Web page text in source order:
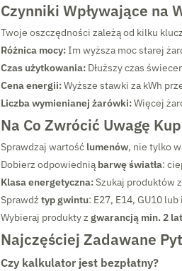
Czynniki Wpływające na
Twoje oszczędności zależą od kilku
Różnica mocy:Im wyższa moc starej
Czas użytkowania: Dłuższy czas
Cena energii:Wyższe stawki za kWh
Liczba wymienianej żarówki:Więcej
Na Co Zwrócić Uwagę
Sprawdzaj wartość lumenów, nie tylko
Dobierz odpowiednią barwę światła:
Klasa energetyczna:Szukaj produktów
Sprawdź typ gwintu: E27, E14, GU10
Wybieraj produkty z gwarancją min. 2 lat
Najczęściej Zadawane
Czy kalkulator jest bezpłatny?